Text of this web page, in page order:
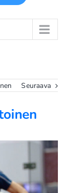
Seuraava